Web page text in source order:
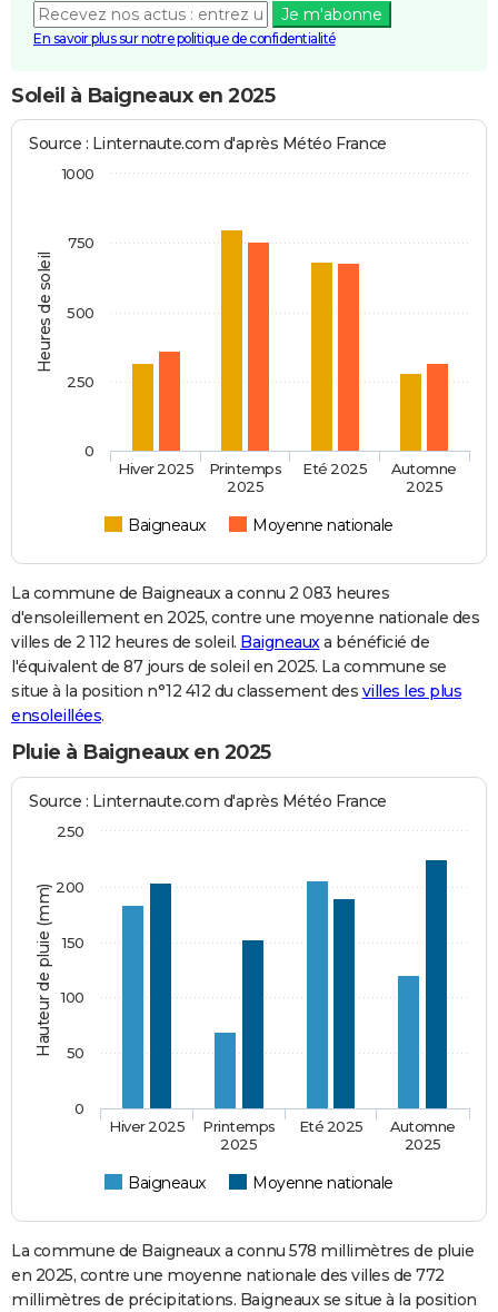
Je m'abonne
En savoir plus sur notre politique de confidentialité
Soleil à Baigneaux en 2025
Heures de soleil
Source : Linternaute.com d'après Météo France
Baigneaux Moyenne nationale
Hiver 2025
Printemps
2025
Eté 2025
Automne
2025
0
250
500
750
1000
La commune de Baigneaux a connu 2 083 heures
d'ensoleillement en 2025, contre une moyenne nationale des
villes de 2 112 heures de soleil. Baigneauxa bénéficié de
l'équivalent de 87 jours de soleil en 2025. La commune se
situe à la position n°12 412 du classement des villes les plus
ensoleillées.
Pluie à Baigneaux en 2025
Hauteur de pluie (mm)
Source : Linternaute.com d'après Météo France
Baigneaux Moyenne nationale
Hiver 2025
Printemps
2025
Eté 2025
Automne
2025
0
50
100
150
200
250
La commune de Baigneaux a connu 578 millimètres de pluie
en 2025, contre une moyenne nationale des villes de 772
millimètres de précipitations. Baigneaux se situe à la position